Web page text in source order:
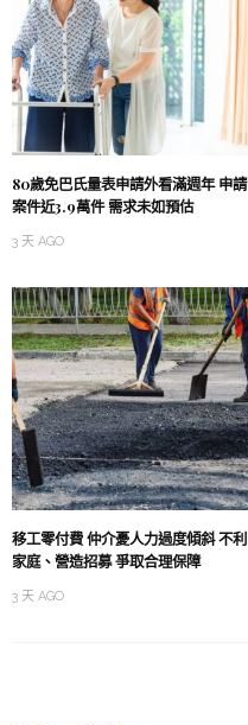
80歲免巴氏量表申請外看滿週年 申請
案件近3.9萬件 需求未如預估
3 天 AGO
移工零付費 仲介憂人力過度傾斜 不利
家庭、營造招募 爭取合理保障
3 天 AGO